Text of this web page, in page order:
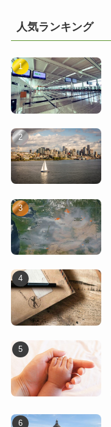
人気ランキング